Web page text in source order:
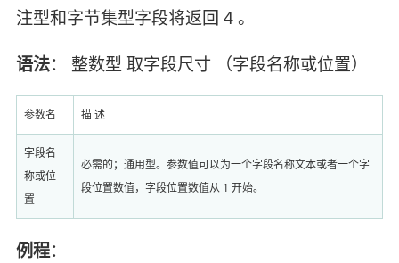
注型和字节集型字段将返回 4 。
语法： 整数型 取字段尺寸 （字段名称或位置）
参数名 描 述
字段名
称或位
置
必需的；通用型。参数值可以为一个字段名称文本或者一个字
段位置数值，字段位置数值从 1 开始。
例程：